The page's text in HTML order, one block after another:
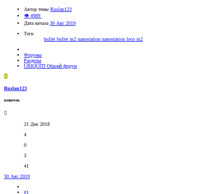
Автор темы Ruslan123
👁 4989
Дата начала 30 Авг 2019
Теги
bullet bullet m2 nanostation nanostation loco m2
Форумы
Разделы
UBIQUITI Общий форум
R
Ruslan123
новичок
21 Дек 2018
4
0
3
41
30 Авг 2019
#1